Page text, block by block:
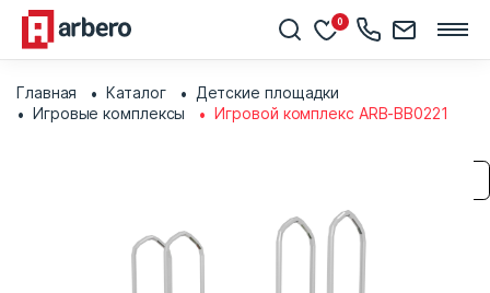
0
Главная Каталог
Детские площадки
Игровые комплексы
Игровой комплекс ARB-BB0221